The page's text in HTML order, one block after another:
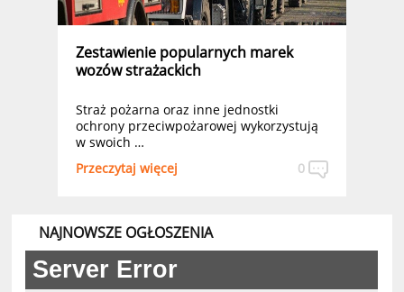
Zestawienie popularnych marek
wozów strażackich
Straż pożarna oraz inne jednostki
ochrony przeciwpożarowej wykorzystują
w swoich …
0
Przeczytaj więcej
NAJNOWSZE OGŁOSZENIA